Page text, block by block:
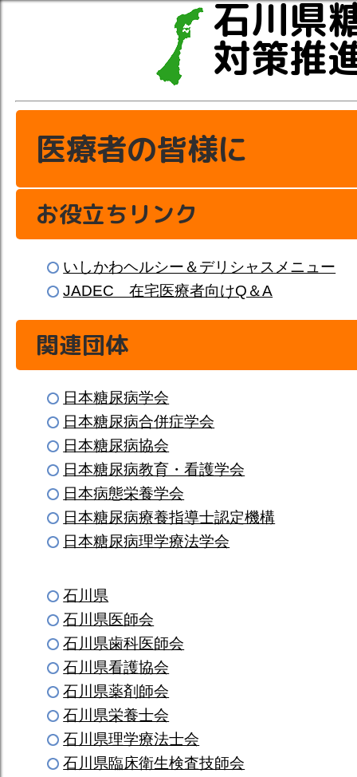
石川県
対策推
医療者の皆様に
お役立ちリンク
いしかわヘルシー＆デリシャスメニュー
JADEC 在宅医療者向けQ＆A
関連団体
日本糖尿病学会
日本糖尿病合併症学会
日本糖尿病協会
日本糖尿病教育・看護学会
日本病態栄養学会
日本糖尿病療養指導士認定機構
日本糖尿病理学療法学会
石川県
石川県医師会
石川県歯科医師会
石川県看護協会
石川県薬剤師会
石川県栄養士会
石川県理学療法士会
石川県臨床衛生検査技師会